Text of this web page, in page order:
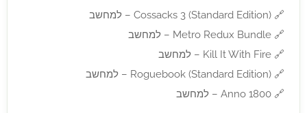
🔗 Cossacks 3 (Standard Edition) – למחשב
🔗 Metro Redux Bundle – למחשב
🔗 Kill It With Fire – למחשב
🔗 Roguebook (Standard Edition) – למחשב
🔗 Anno 1800 – למחשב